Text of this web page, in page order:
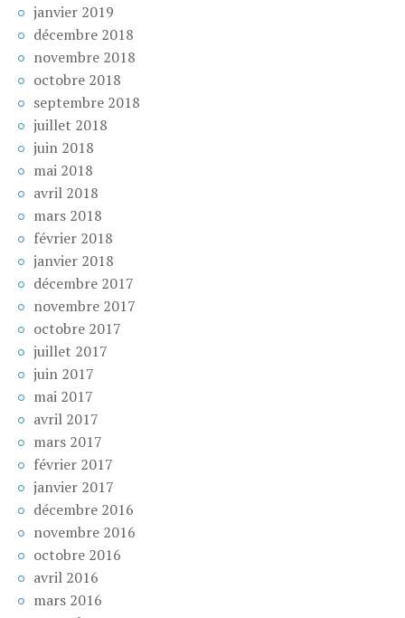
janvier 2019
décembre 2018
novembre 2018
octobre 2018
septembre 2018
juillet 2018
juin 2018
mai 2018
avril 2018
mars 2018
février 2018
janvier 2018
décembre 2017
novembre 2017
octobre 2017
juillet 2017
juin 2017
mai 2017
avril 2017
mars 2017
février 2017
janvier 2017
décembre 2016
novembre 2016
octobre 2016
avril 2016
mars 2016